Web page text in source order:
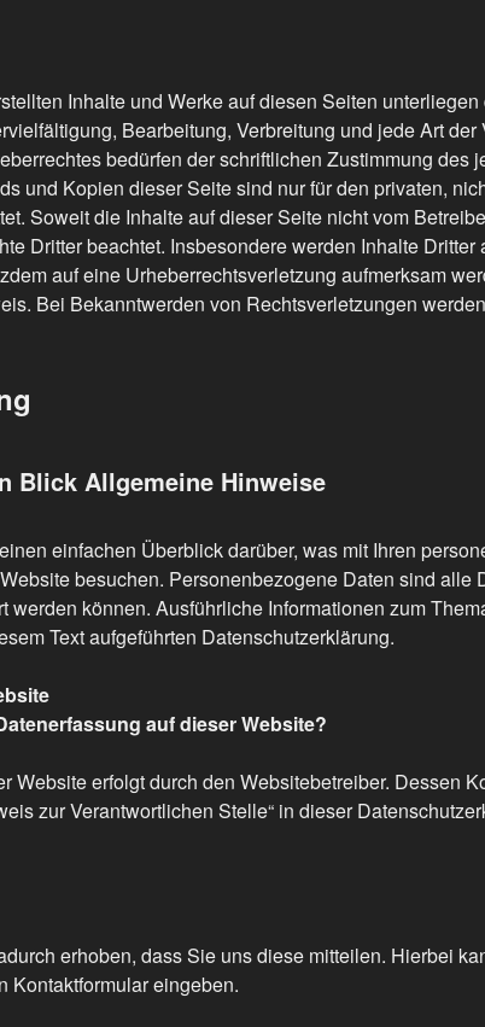
Inhalte und Werke auf diesen Seiten unterliegen
Bearbeitung, Verbreitung und jede Art der
bedürfen der schriftlichen Zustimmung des
und Kopien dieser Seite sind nur für den privaten,
Soweit die Inhalte auf dieser Seite nicht vom
Dritter beachtet. Insbesondere werden Inhalte Dritter
auf eine Urheberrechtsverletzung aufmerksam
Bei Bekanntwerden von Rechtsverletzungen
Blick Allgemeine Hinweise
einfachen Überblick darüber, was mit Ihren
besuchen. Personenbezogene Daten sind alle
werden können. Ausführliche Informationen zum
Text aufgeführten Datenschutzerklärung.
auf dieser Website?
Website erfolgt durch den Websitebetreiber. Dessen
zur Verantwortlichen Stelle“ in dieser
erhoben, dass Sie uns diese mitteilen. Hierbei
Kontaktformular eingeben.